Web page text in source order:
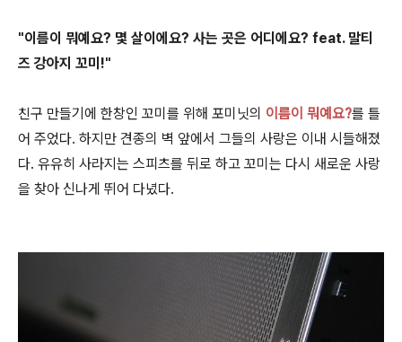
"이름이 뭐예요? 몇 살이에요? 사는 곳은 어디에요? feat. 말티
즈 강아지 꼬미!"
친구 만들기에 한창인 꼬미를 위해 포미닛의 이름이 뭐예요?를 틀
어 주었다. 하지만 견종의 벽 앞에서 그들의 사랑은 이내 시들해졌
다. 유유히 사라지는 스피츠를 뒤로 하고 꼬미는 다시 새로운 사랑
을 찾아 신나게 뛰어 다녔다.